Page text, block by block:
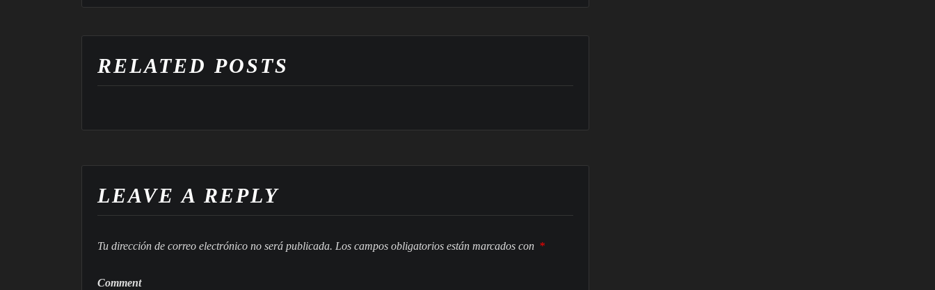
RELATED POSTS
LEAVE A REPLY
Tu dirección de correo electrónico no será publicada. Los campos obligatorios están marcados con *
Comment